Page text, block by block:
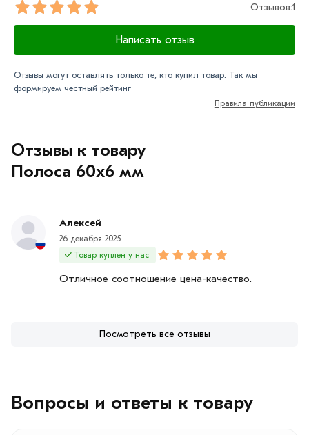
Отзывы к товару
Полоса 60х6 мм
Алексей
26 декабря 2025
Товар куплен у нас
Отличное соотношение цена-качество.
Посмотреть все отзывы
Отзывов:1
Написать отзыв
Отзывы могут оставлять только те, кто купил товар. Так мы
формируем честный рейтинг
Правила публикации
Вопросы и ответы к товару